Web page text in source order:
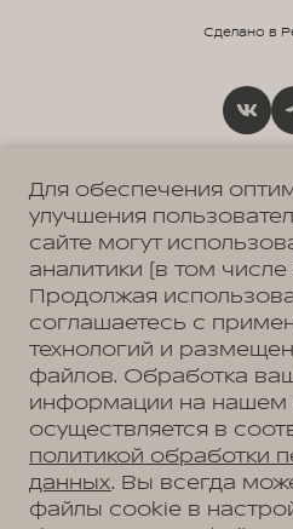
Согласие на
Согласие на предоставление
Сделано в
МЭЙДЖОР
Москва, Новорижское шоссе, 9 км
+7 (495) 225-47-60
МЭЙДЖОР
Москва, Ленинградское ш., д. 23
+7 (495) 225-47-59
МЭЙДЖОР
Москва, МКАД, 47 км
+7 (495) 225-47-61
Для обеспечения
улучшения
сайте могут
аналитики (в том
Продолжая
соглашаетесь с
технологий и
файлов. Обработка
информации на нашем
осуществляется в
политикой обработки
данных. Вы всегда
файлы cookie в